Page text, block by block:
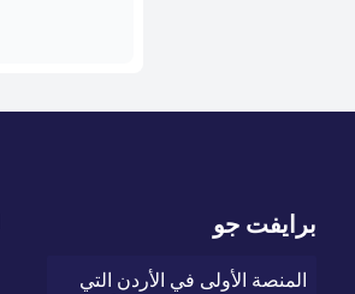
برايفت جو
المنصة الأولى في الأردن التي